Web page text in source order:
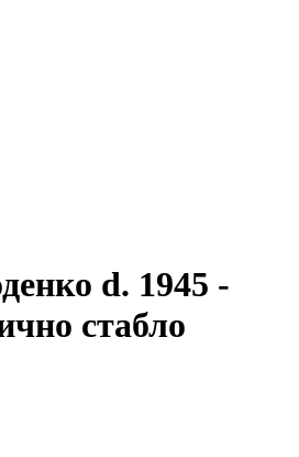
d. 1945 -
стабло